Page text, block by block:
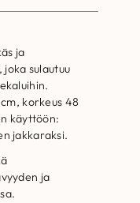
ja
sulautuu
korkeus 48
käyttöön:
jakkaraksi.
ja